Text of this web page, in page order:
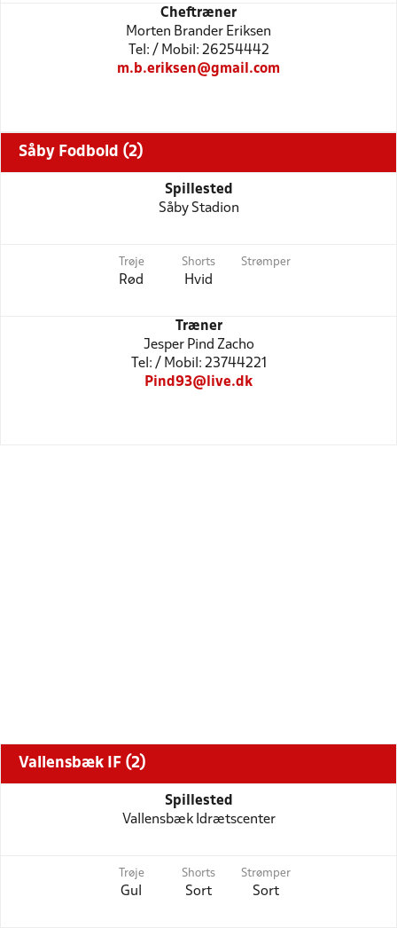
Cheftræner
Morten Brander Eriksen
Tel: / Mobil: 26254442
m.b.eriksen@gmail.com
Såby Fodbold (2)
Spillested
Såby Stadion
Trøje
Rød
Shorts
Hvid
Strømper
Træner
Jesper Pind Zacho
Tel: / Mobil: 23744221
Pind93@live.dk
Vallensbæk IF (2)
Spillested
Vallensbæk Idrætscenter
Trøje
Gul
Shorts
Sort
Strømper
Sort